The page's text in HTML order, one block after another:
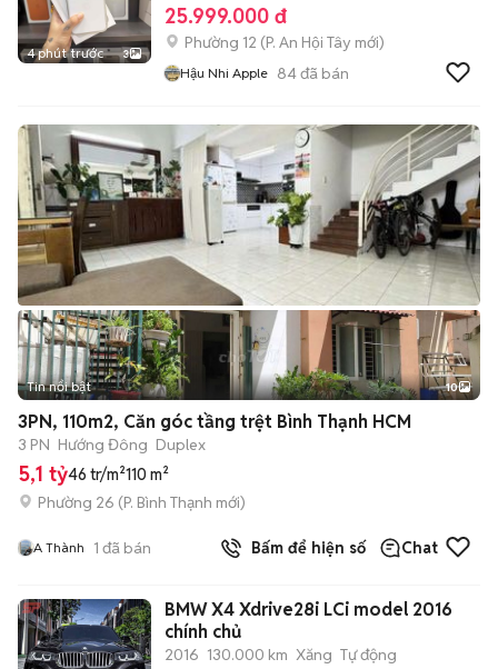
4 phút trước 3
25.999.000 đ
Phường 12 (P. An Hội Tây mới)
Hậu Nhi Apple 84đã bán
+2
Tin nổi bật 10
3PN, 110m2, Căn góc tầng trệt Bình Thạnh HCM
3 PN Hướng Đông Duplex
5,1 tỷ46 tr/m²110 m²
Phường 26 (P. Bình Thạnh mới)
A Thành 1 đã bán Bấm để hiện số Chat
BMW X4 Xdrive28i LCi model 2016
chính chủ
2016 130.000 km Xăng Tự động